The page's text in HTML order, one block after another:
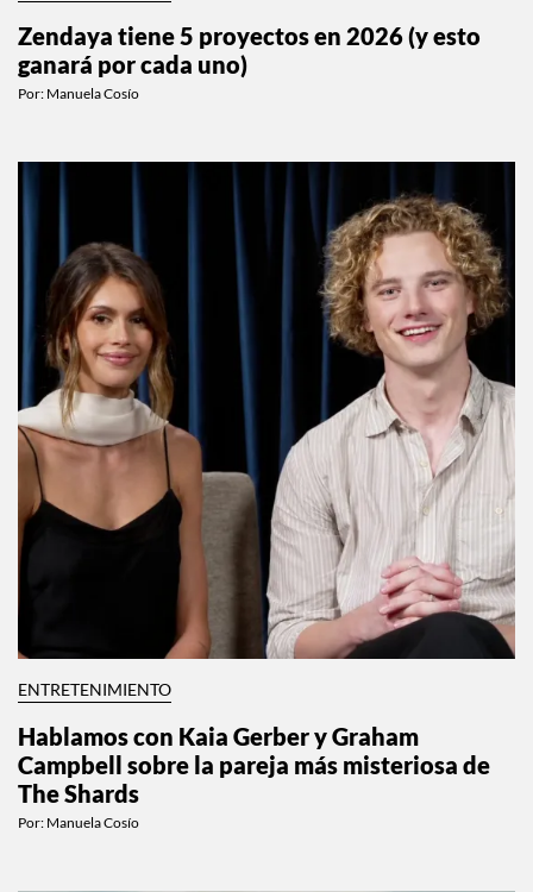
Zendaya tiene 5 proyectos en 2026 (y esto
ganará por cada uno)
Por: Manuela Cosío
ENTRETENIMIENTO
Hablamos con Kaia Gerber y Graham
Campbell sobre la pareja más misteriosa de
The Shards
Por: Manuela Cosío